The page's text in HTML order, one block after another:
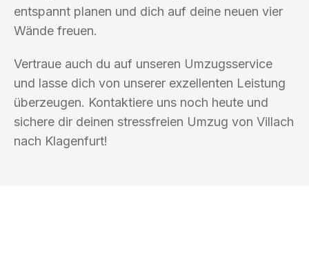
entspannt planen und dich auf deine neuen vier
Wände freuen.
Vertraue auch du auf unseren Umzugsservice
und lasse dich von unserer exzellenten Leistung
überzeugen. Kontaktiere uns noch heute und
sichere dir deinen stressfreien Umzug von Villach
nach Klagenfurt!